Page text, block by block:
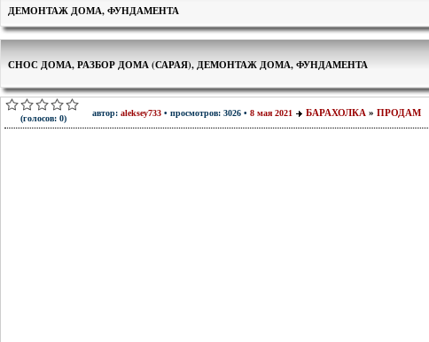
ДЕМОНТАЖ ДОМА, ФУНДАМЕНТА
СНОС ДОМА, РАЗБОР ДОМА (САРАЯ), ДЕМОНТАЖ ДОМА, ФУНДАМЕНТА
(голосов: 0)
автор: aleksey733 • просмотров: 3026 • 8 мая 2021 БАРАХОЛКА » ПРОДАМ